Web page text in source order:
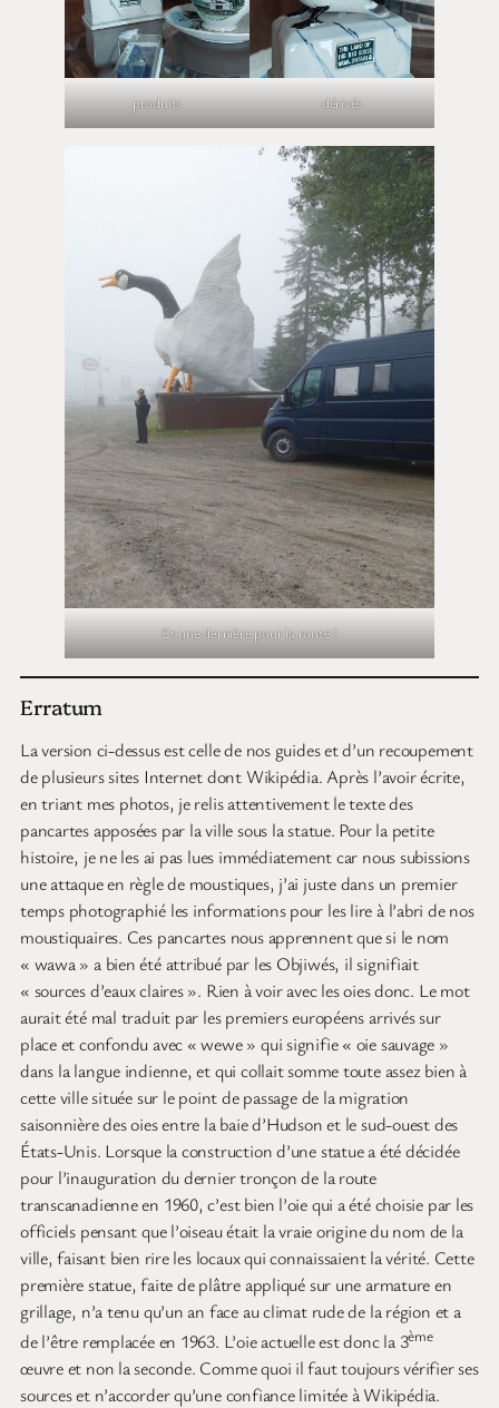
produits dérivés
Et une dernière pour la route !
Erratum
La version ci-dessus est celle de nos guides et d’un recoupement
de plusieurs sites Internet dont Wikipédia. Après l’avoir écrite,
en triant mes photos, je relis attentivement le texte des
pancartes apposées par la ville sous la statue. Pour la petite
histoire, je ne les ai pas lues immédiatement car nous subissions
une attaque en règle de moustiques, j’ai juste dans un premier
temps photographié les informations pour les lire à l’abri de nos
moustiquaires. Ces pancartes nous apprennent que si le nom
« wawa » a bien été attribué par les Objiwés, il signifiait
« sources d’eaux claires ». Rien à voir avec les oies donc. Le mot
aurait été mal traduit par les premiers européens arrivés sur
place et confondu avec « wewe » qui signifie « oie sauvage »
dans la langue indienne, et qui collait somme toute assez bien à
cette ville située sur le point de passage de la migration
saisonnière des oies entre la baie d’Hudson et le sud-ouest des
États-Unis. Lorsque la construction d’une statue a été décidée
pour l’inauguration du dernier tronçon de la route
transcanadienne en 1960, c’est bien l’oie qui a été choisie par les
officiels pensant que l’oiseau était la vraie origine du nom de la
ville, faisant bien rire les locaux qui connaissaient la vérité. Cette
première statue, faite de plâtre appliqué sur une armature en
grillage, n’a tenu qu’un an face au climat rude de la région et a
de l’être remplacée en 1963. L’oie actuelle est donc la 3ème
œuvre et non la seconde. Comme quoi il faut toujours vérifier ses
sources et n’accorder qu’une confiance limitée à Wikipédia.